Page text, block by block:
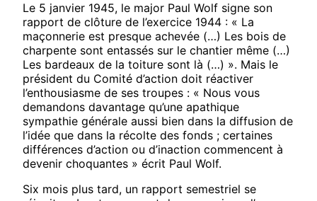
Le 5 janvier 1945, le major Paul Wolf signe son
rapport de clôture de l’exercice 1944 : « La
maçonnerie est presque achevée (…) Les bois de
charpente sont entassés sur le chantier même (…)
Les bardeaux de la toiture sont là (…) ». Mais le
président du Comité d’action doit réactiver
l’enthousiasme de ses troupes : « Nous vous
demandons davantage qu’une apathique
sympathie générale aussi bien dans la diffusion de
l’idée que dans la récolte des fonds ; certaines
différences d’action ou d’inaction commencent à
devenir choquantes » écrit Paul Wolf.
Six mois plus tard, un rapport semestriel se